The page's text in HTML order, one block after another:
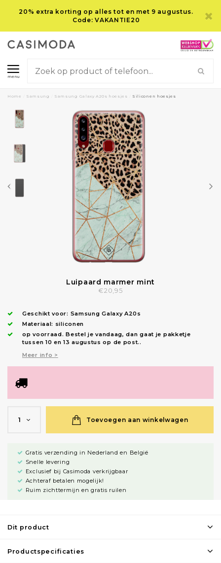
20% extra korting op alles tot en met 9 augustus.
Code: VAKANTIE20
menu
Home Samsung Samsung Galaxy A20s hoesjes Siliconen hoesjes
Luipaard marmer mint
€20,95
Geschikt voor: Samsung Galaxy A20s
Materiaal: siliconen
op voorraad.Bestel je vandaag, dan gaat je pakketje
tussen 10 en 13 augustus op de post..
Meer info >
1 Toevoegen aan winkelwagen
Gratis verzending in Nederland en België
Snelle levering
Exclusief bij Casimoda verkrijgbaar
Achteraf betalen mogelijk!
Ruim zichttermijn en gratis ruilen
Dit product
Productspecificaties